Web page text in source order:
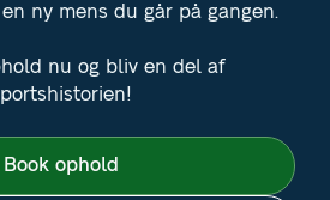
ny mens du går på gangen.
nu og bliv en del af
Book ophold